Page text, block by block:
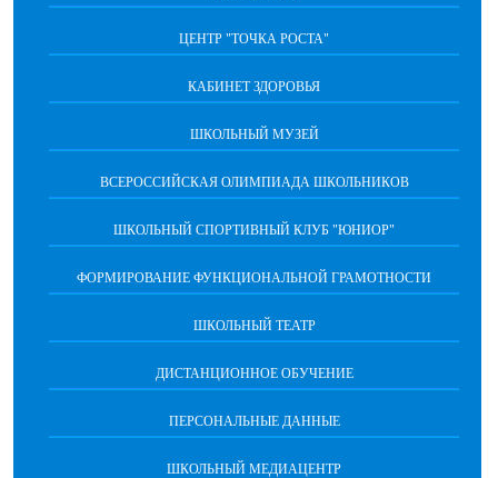
ЦЕНТР "ТОЧКА РОСТА"
КАБИНЕТ ЗДОРОВЬЯ
ШКОЛЬНЫЙ МУЗЕЙ
ВСЕРОССИЙСКАЯ ОЛИМПИАДА ШКОЛЬНИКОВ
ШКОЛЬНЫЙ СПОРТИВНЫЙ КЛУБ "ЮНИОР"
ФОРМИРОВАНИЕ ФУНКЦИОНАЛЬНОЙ ГРАМОТНОСТИ
ШКОЛЬНЫЙ ТЕАТР
ДИСТАНЦИОННОЕ ОБУЧЕНИЕ
ПЕРСОНАЛЬНЫЕ ДАННЫЕ
ШКОЛЬНЫЙ МЕДИАЦЕНТР